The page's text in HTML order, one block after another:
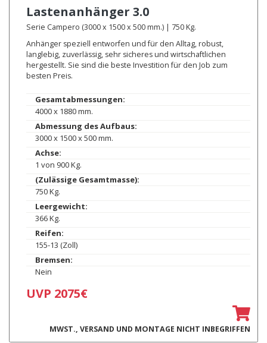
Lastenanhänger 3.0
Serie Campero (3000 x 1500 x 500 mm.) | 750 Kg.
Anhänger speziell entworfen und für den Alltag, robust,
langlebig, zuverlässig, sehr sicheres und wirtschaftlichen
hergestellt. Sie sind die beste Investition für den Job zum
besten Preis.
Gesamtabmessungen:
4000 x 1880 mm.
Abmessung des Aufbaus:
3000 x 1500 x 500 mm.
Achse:
1 von 900 Kg.
(Zulässige Gesamtmasse):
750 Kg.
Leergewicht:
366 Kg.
Reifen:
155-13 (Zoll)
Bremsen:
Nein
UVP 2075€
MWST., VERSAND UND MONTAGE NICHT INBEGRIFFEN